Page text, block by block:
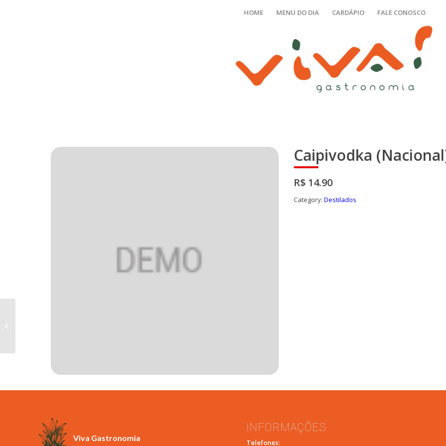
HOME MENU DO DIA CARDÁPIO FALE CONOSCO
Caipivodka
R$ 14.90
Category: Destilados
Viva Gastronomia
INFORMAÇÕES
Telefones: